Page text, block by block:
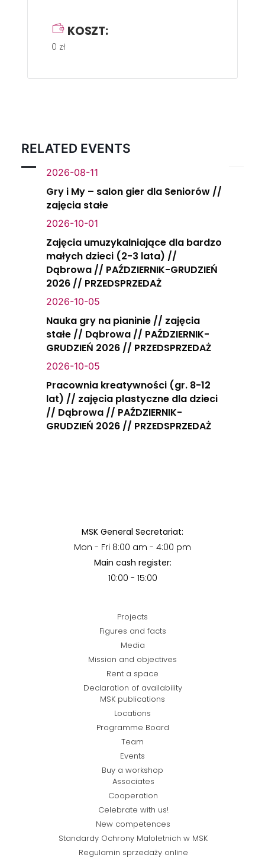
KOSZT:
0 zł
RELATED EVENTS
2026-08-11
Gry i My – salon gier dla Seniorów //
zajęcia stałe
2026-10-01
Zajęcia umuzykalniające dla bardzo
małych dzieci (2-3 lata) //
Dąbrowa // PAŹDZIERNIK-GRUDZIEŃ
2026 // PRZEDSPRZEDAŻ
2026-10-05
Nauka gry na pianinie // zajęcia
stałe // Dąbrowa // PAŹDZIERNIK-
GRUDZIEŃ 2026 // PRZEDSPRZEDAŻ
2026-10-05
Pracownia kreatywności (gr. 8-12
lat) // zajęcia plastyczne dla dzieci
// Dąbrowa // PAŹDZIERNIK-
GRUDZIEŃ 2026 // PRZEDSPRZEDAŻ
MSK General Secretariat:
Mon - Fri 8:00 am - 4:00 pm
Main cash register:
10:00 - 15:00
Projects
Figures and facts
Media
Mission and objectives
Rent a space
Declaration of availability
MSK publications
Locations
Programme Board
Team
Events
Buy a workshop
Associates
Cooperation
Celebrate with us!
New competences
Standardy Ochrony Małoletnich w MSK
Regulamin sprzedaży online